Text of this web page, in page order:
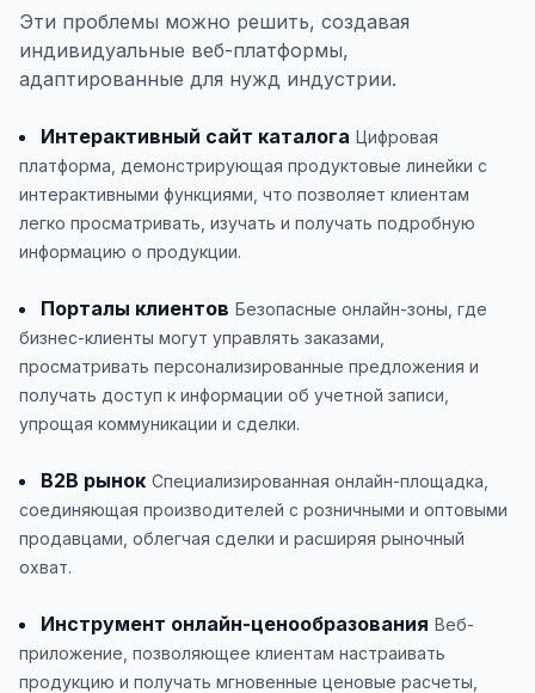
Эти проблемы можно решить, создавая
индивидуальные веб-платформы,
адаптированные для нужд индустрии.
Интерактивный сайт каталога Цифровая
платформа, демонстрирующая продуктовые линейки с
интерактивными функциями, что позволяет клиентам
легко просматривать, изучать и получать подробную
информацию о продукции.
Порталы клиентов Безопасные онлайн-зоны, где
бизнес-клиенты могут управлять заказами,
просматривать персонализированные предложения и
получать доступ к информации об учетной записи,
упрощая коммуникации и сделки.
B2B рынок Специализированная онлайн-площадка,
соединяющая производителей с розничными и оптовыми
продавцами, облегчая сделки и расширяя рыночный
охват.
Инструмент онлайн-ценообразования Веб-
приложение, позволяющее клиентам настраивать
продукцию и получать мгновенные ценовые расчеты,